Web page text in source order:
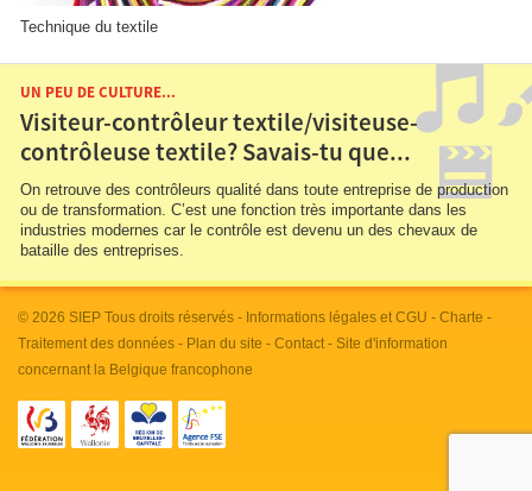
Technique du textile
UN PEU DE CULTURE...
Visiteur-contrôleur textile/visiteuse-
contrôleuse textile? Savais-tu que...
On retrouve des contrôleurs qualité dans toute entreprise de production
ou de transformation. C’est une fonction très importante dans les
industries modernes car le contrôle est devenu un des chevaux de
bataille des entreprises.
© 2026 SIEP Tous droits réservés - Informations légales et CGU - Charte -
Traitement des données - Plan du site - Contact - Site d'information
concernant la Belgique francophone